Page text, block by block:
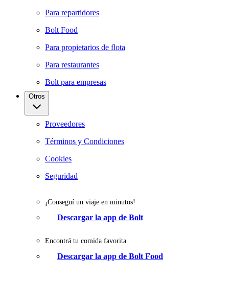
Para repartidores
Bolt Food
Para propietarios de flota
Para restaurantes
Bolt para empresas
Otros
Proveedores
Términos y Condiciones
Cookies
Seguridad
¡Conseguí un viaje en minutos!
Descargar la app de Bolt
Encontrá tu comida favorita
Descargar la app de Bolt Food